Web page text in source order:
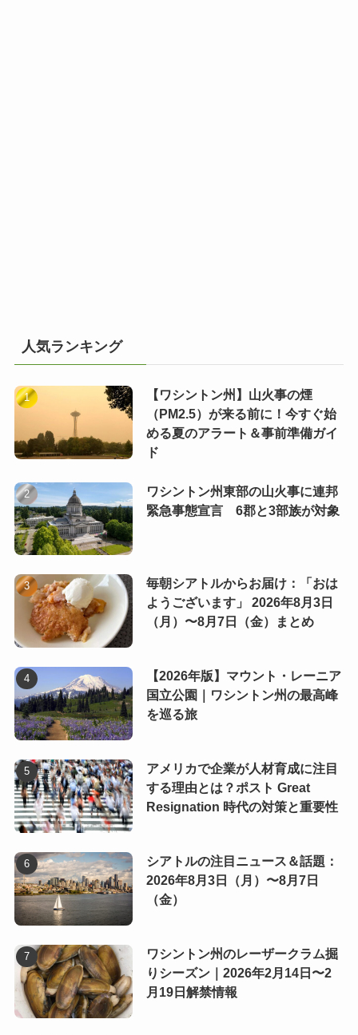
人気ランキング
【ワシントン州】山火事の煙
（PM2.5）が来る前に！今すぐ始
める夏のアラート＆事前準備ガイ
ド
ワシントン州東部の山火事に連邦
緊急事態宣言 6郡と3部族が対象
毎朝シアトルからお届け：「おは
ようございます」 2026年8月3日
（月）〜8月7日（金）まとめ
【2026年版】マウント・レーニア
国立公園｜ワシントン州の最高峰
を巡る旅
アメリカで企業が人材育成に注目
する理由とは？ポスト Great
Resignation 時代の対策と重要性
シアトルの注目ニュース＆話題：
2026年8月3日（月）〜8月7日
（金）
ワシントン州のレーザークラム掘
りシーズン｜2026年2月14日〜2
月19日解禁情報